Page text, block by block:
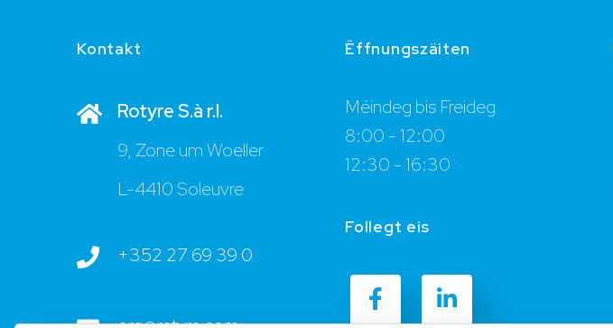
Kontakt
Rotyre S.à r.l.
9, Zone um Woeller
L-4410 Soleuvre
+352 27 69 39 0
Ëffnungszäiten
Méindeg bis Freideg
8:00 - 12:00
12:30 - 16:30
Follegt eis